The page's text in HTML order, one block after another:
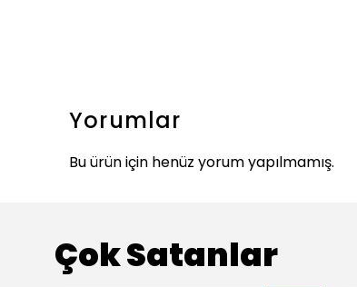
Yorumlar
Bu ürün için henüz yorum yapılmamış.
Çok Satanlar